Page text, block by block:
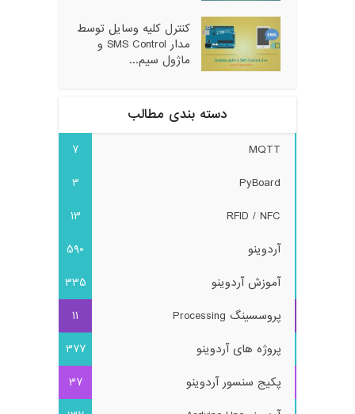
کنترل کلیه وسایل توسط
مدار SMS Control و
ماژول سیم...
دسته بندی مطالب
MQTT
7
PyBoard
3
RFID / NFC
13
آردوینو
590
آموزش آردوینو
335
پروسسینگ Processing
11
پروژه های آردوینو
377
پکیج سنسور آردوینو
37